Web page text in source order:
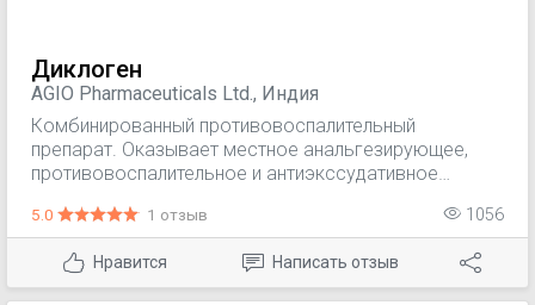
Диклоген
AGIO Pharmaceuticals Ltd., Индия
Комбинированный противовоспалительный
препарат. Оказывает местное анальгезирующее,
противовоспалительное и антиэкссудативное
и воспаление в суставах, утреннюю скованность и
припухлость суставов, способствует увеличению
объема движений. А также вызывает раздражение
нервных окончаний, оказывает местное
5.0 1 отзыв 1056
Нравится Написать отзыв